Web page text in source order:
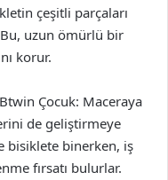
çeşitli parçaları
uzun ömürlü bir
korur.
Çocuk: Maceraya
de geliştirmeye
bisiklete binerken, iş
fırsatı bulurlar.